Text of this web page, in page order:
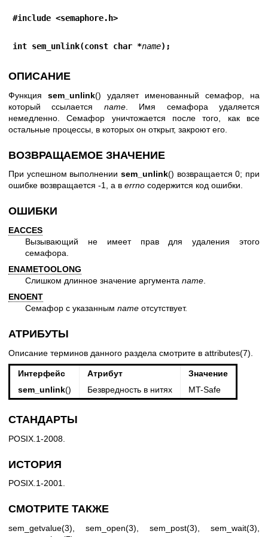
#include <semaphore.h>
int sem_unlink(const char *name);
ОПИСАНИЕ
Функция sem_unlink() удаляет именованный семафор, на
который ссылается name. Имя семафора удаляется
немедленно. Семафор уничтожается после того, как все
остальные процессы, в которых он открыт, закроют его.
ВОЗВРАЩАЕМОЕ ЗНАЧЕНИЕ
При успешном выполнении sem_unlink() возвращается 0; при
ошибке возвращается -1, а в errno содержится код ошибки.
ОШИБКИ
EACCES
Вызывающий не имеет прав для удаления этого
семафора.
ENAMETOOLONG
Слишком длинное значение аргумента name
ENOENT
Семафор с указанным name отсутствует.
АТРИБУТЫ
Описание терминов данного раздела смотрите в attributes(7)
Интерфейс Атрибут
Значение
sem_unlink() Безвредность в нитях MT-Safe
СТАНДАРТЫ
POSIX.1-2008.
ИСТОРИЯ
POSIX.1-2001.
СМОТРИТЕ ТАКЖЕ
sem_getvalue(3) sem_open(3) sem_post(3) sem_wait(3)